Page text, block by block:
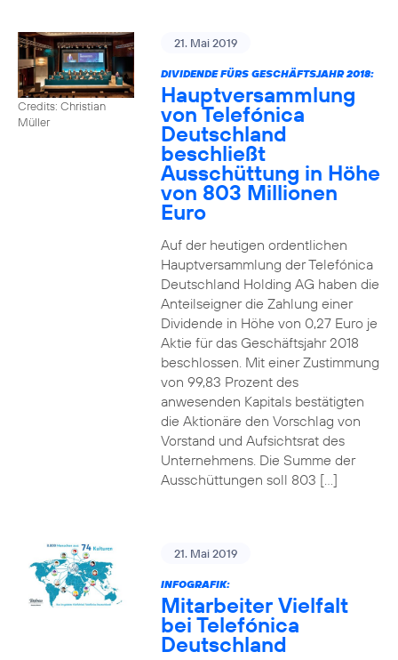
Credits: Christian
Müller
21. Mai 2019
DIVIDENDE FÜRS GESCHÄFTSJAHR 2018:
Hauptversammlung
von Telefónica
Deutschland
beschließt
Ausschüttung in Höhe
von 803 Millionen
Euro
Auf der heutigen ordentlichen
Hauptversammlung der Telefónica
Deutschland Holding AG haben die
Anteilseigner die Zahlung einer
Dividende in Höhe von 0,27 Euro je
Aktie für das Geschäftsjahr 2018
beschlossen. Mit einer Zustimmung
von 99,83 Prozent des
anwesenden Kapitals bestätigten
die Aktionäre den Vorschlag von
Vorstand und Aufsichtsrat des
Unternehmens. Die Summe der
Ausschüttungen soll 803 […]
21. Mai 2019
INFOGRAFIK:
Mitarbeiter Vielfalt
bei Telefónica
Deutschland